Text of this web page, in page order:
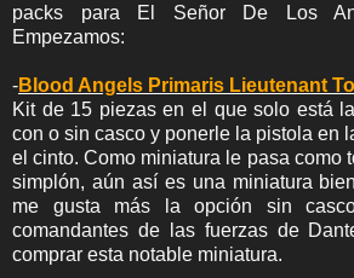
packs para El Señor De Los
Empezamos:
-Blood Angels Primaris Lieutenant
Kit de 15 piezas en el que solo está
con o sin casco y ponerle la pistola en
el cinto. Como miniatura le pasa como
simplón, aún así es una miniatura
me gusta más la opción sin
comandantes de las fuerzas de
comprar esta notable miniatura.